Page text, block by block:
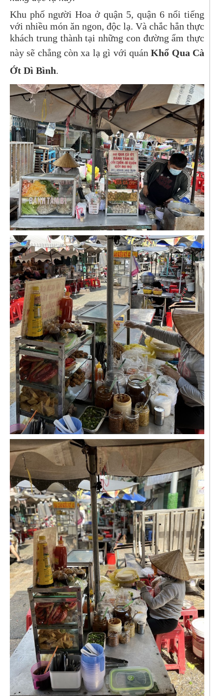
Khu phố người Hoa ở quận 5, quận 6 nổi tiếng
với nhiều món ăn ngon, độc lạ. Và chắc hẳn thực
khách trung thành tại những con đường ẩm thực
này sẽ chẳng còn xa lạ gì với quánKhổ Qua Cà
Ớt Dì Bình.